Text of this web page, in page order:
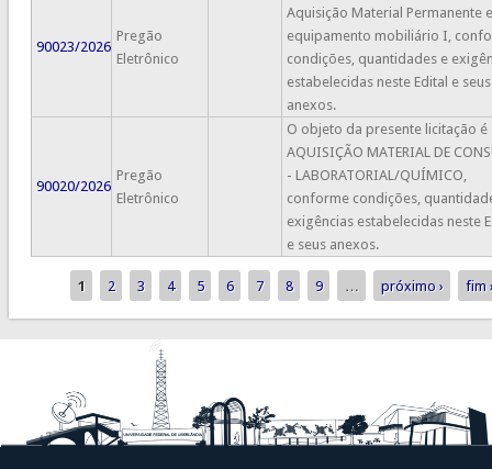
90023/2026
Pregão
Eletrônico
Aquisição Material Permanente e
equipamento mobiliário I,
condições, quantidades e
estabelecidas neste Edital e seus
anexos.
90020/2026
Pregão
Eletrônico
O objeto da presente licitação é
AQUISIÇÃO MATERIAL DE
- LABORATORIAL/QUÍMICO,
conforme condições,
exigências estabelecidas neste
e seus anexos.
Páginas
1 2 3 4 5 6 7 8 9 … próximo › fim